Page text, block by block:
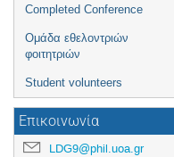
Completed Conference
Ομάδα εθελοντριών
φοιτητριών
Student volunteers
Επικοινωνία
LDG9@phil.uoa.gr